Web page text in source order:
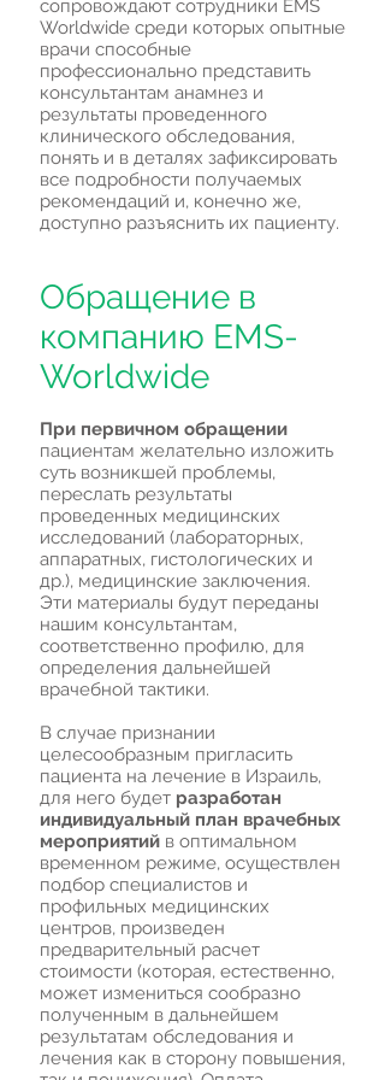
сопровождают сотрудники EMS
Worldwide среди которых опытные
врачи способные
профессионально представить
консультантам анамнез и
результаты проведенного
клинического обследования,
понять и в деталях зафиксировать
все подробности получаемых
рекомендаций и, конечно же,
доступно разъяснить их пациенту.
Обращение в
компанию EMS-
Worldwide
При первичном обращении
пациентам желательно изложить
суть возникшей проблемы,
переслать результаты
проведенных медицинских
исследований (лабораторных,
аппаратных, гистологических и
др.), медицинские заключения.
Эти материалы будут переданы
нашим консультантам,
соответственно профилю, для
определения дальнейшей
врачебной тактики.
В случае признании
целесообразным пригласить
пациента на лечение в Израиль,
для него будет разработан
индивидуальный план врачебных
мероприятий в оптимальном
временном режиме, осуществлен
подбор специалистов и
профильных медицинских
центров, произведен
предварительный расчет
стоимости (которая, естественно,
может измениться сообразно
полученным в дальнейшем
результатам обследования и
лечения как в сторону повышения,